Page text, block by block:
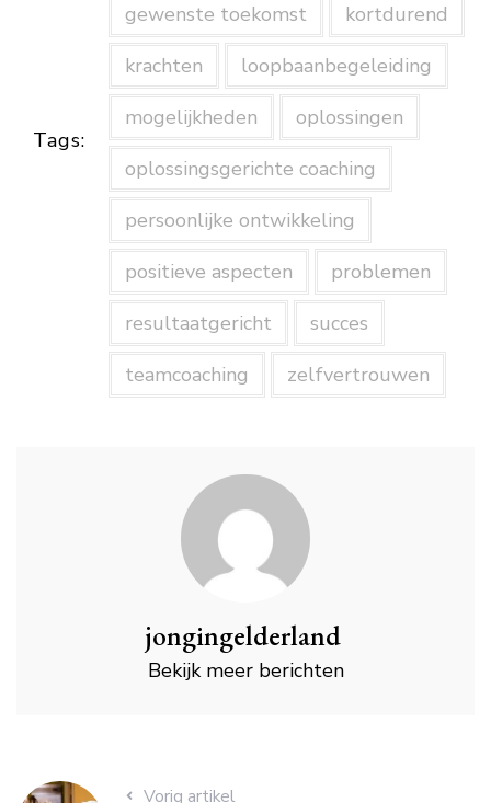
Tags:
gewenste toekomst
kortdurend
krachten
loopbaanbegeleiding
mogelijkheden
oplossingen
oplossingsgerichte coaching
persoonlijke ontwikkeling
positieve aspecten
problemen
resultaatgericht
succes
teamcoaching
zelfvertrouwen
jongingelderland
Bekijk meer berichten
Vorig artikel